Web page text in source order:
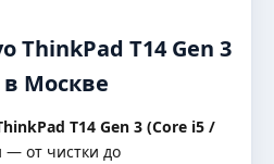
ThinkPad T14 Gen 3
в Москве
T14 Gen 3 (Core i5 /
— от чистки до